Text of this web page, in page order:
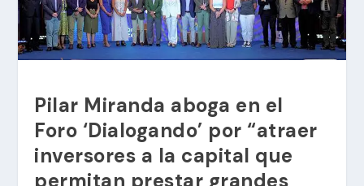
Pilar Miranda aboga en el
Foro ‘Dialogando’ por “atraer
inversores a la capital que
permitan prestar grandes